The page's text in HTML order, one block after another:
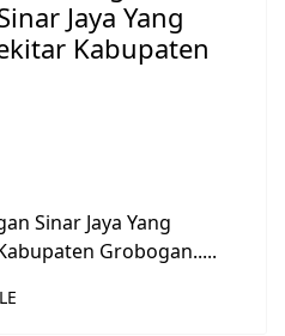
Jaya Yang
Kabupaten
Sinar Jaya Yang
Grobogan.....